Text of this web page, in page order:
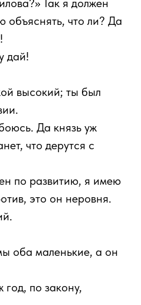
Так я должен
объяснять, что ли? Да
дай!
высокий; ты был
Да князь уж
что дерутся с
по развитию, я имею
это он неровня.
оба маленькие, а он
по закону,